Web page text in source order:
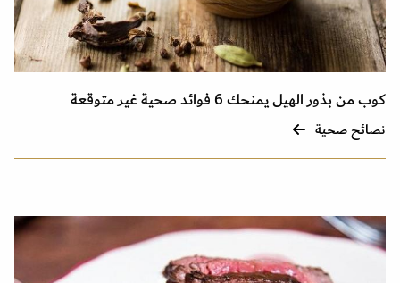
كوب من بذور الهيل يمنحك 6 فوائد صحية غير متوقعة
نصائح صحية